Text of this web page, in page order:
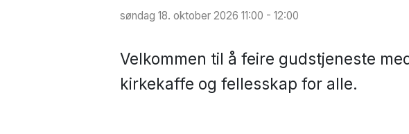
søndag 18. oktober 2026 11:00 - 12:00
Velkommen til å feire gudstjeneste
kirkekaffe og fellesskap for alle.